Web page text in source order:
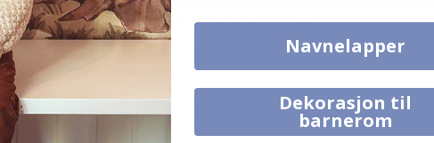
Ekte inspirasjon fra våre fornøyde kunder!
Merk ditt med #namly_design
Produkter kjøpt sammen
Navnelapper
Dekorasjon til
barnerom